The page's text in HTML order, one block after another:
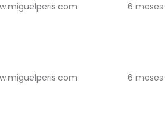
6 meses
6 meses